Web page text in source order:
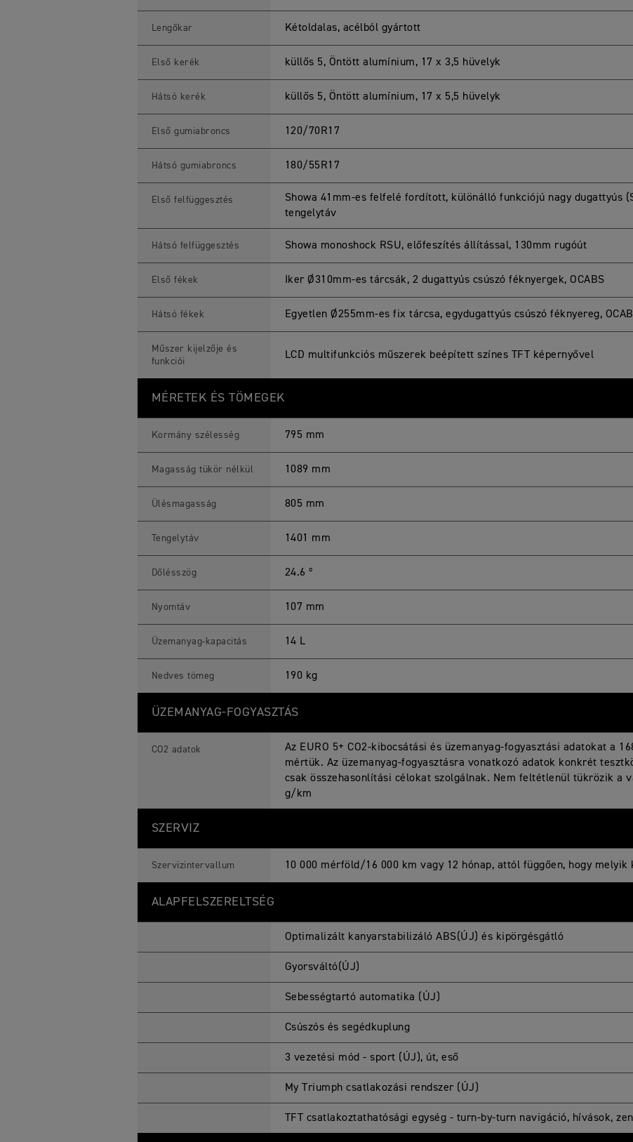
Lengőkar Kétoldalas, acélból gyártott
Első kerék küllős 5, Öntött alumínium, 17 x 3,5 hüvelyk
Hátsó kerék küllős 5, Öntött alumínium, 17 x 5,5 hüvelyk
Első gumiabroncs 120/70R17
Hátsó gumiabroncs 180/55R17
Első felfüggesztés
Showa 41mm-es felfelé fordított, különálló funkciójú nagy dugattyús
tengelytáv
Hátsó felfüggesztés Showa monoshock RSU, előfeszítés állítással, 130mm rugóút
Első fékek Iker Ø310mm-es tárcsák, 2 dugattyús csúszó féknyergek, OCABS
Hátsó fékek Egyetlen Ø255mm-es fix tárcsa, egydugattyús csúszó féknyereg,
Műszer kijelzője és
funkciói
LCD multifunkciós műszerek beépített színes TFT képernyővel
MÉRETEK ÉS TÖMEGEK
Kormány szélesség 795 mm
Magasság tükör nélkül 1089 mm
Ülésmagasság 805 mm
Tengelytáv 1401 mm
Dőlésszög 24.6 º
Nyomtáv 107 mm
Üzemanyag-kapacitás 14 L
Nedves tömeg 190 kg
ÜZEMANYAG-FOGYASZTÁS
CO2 adatok
Az EURO 5+ CO2-kibocsátási és üzemanyag-fogyasztási adatokat a
mértük. Az üzemanyag-fogyasztásra vonatkozó adatok konkrét
csak összehasonlítási célokat szolgálnak. Nem feltétlenül tükrözik a
g/km
SZERVIZ
Szervizintervallum 10 000 mérföld/16 000 km vagy 12 hónap, attól függően, hogy melyik
ALAPFELSZERELTSÉG
Optimalizált kanyarstabilizáló ABS(ÚJ) és kipörgésgátló
Gyorsváltó(ÚJ)
Sebességtartó automatika (ÚJ)
Csúszós és segédkuplung
3 vezetési mód - sport (ÚJ), út, eső
My Triumph csatlakozási rendszer (ÚJ)
TFT csatlakoztathatósági egység - turn-by-turn navigáció, hívások,